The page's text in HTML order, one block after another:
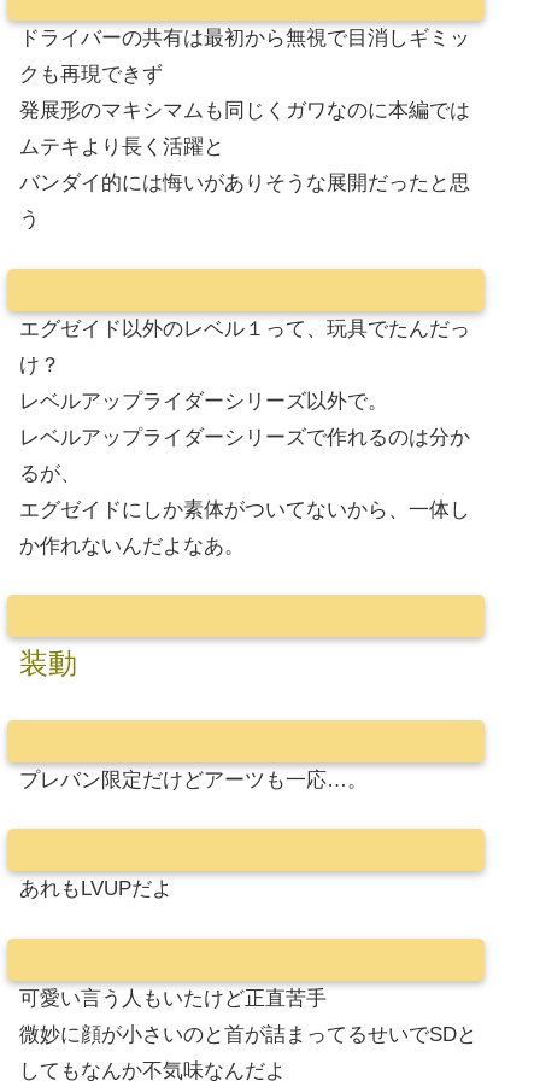
ドライバーの共有は最初から無視で目消しギミッ
クも再現できず
発展形のマキシマムも同じくガワなのに本編では
ムテキより長く活躍と
バンダイ的には悔いがありそうな展開だったと思
う
エグゼイド以外のレベル１って、玩具でたんだっ
け？
レベルアップライダーシリーズ以外で。
レベルアップライダーシリーズで作れるのは分か
るが、
エグゼイドにしか素体がついてないから、一体し
か作れないんだよなあ。
装動
プレバン限定だけどアーツも一応…。
あれもLVUPだよ
可愛い言う人もいたけど正直苦手
微妙に顔が小さいのと首が詰まってるせいでSDと
してもなんか不気味なんだよ